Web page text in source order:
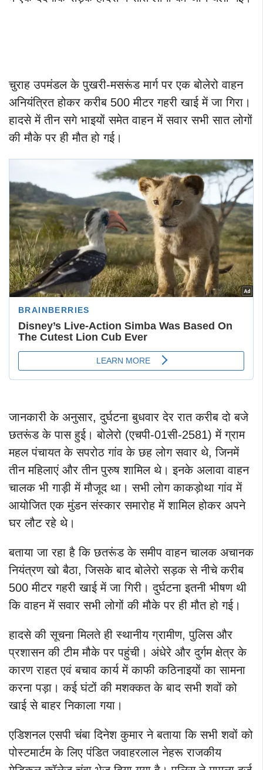
चुराह उपमंडल के पुखरी-मसरूंड मार्ग पर एक बोलेरो वाहन
अनियंत्रित होकर करीब 500 मीटर गहरी खाई में जा गिरा।
हादसे में तीन सगे भाइयों समेत वाहन में सवार सभी सात लोगों
की मौके पर ही मौत हो गई।
जानकारी के अनुसार, दुर्घटना बुधवार देर रात करीब दो बजे
छतरूंड के पास हुई। बोलेरो (एचपी-01सी-2581) में ग्राम
महल पंचायत के सपरोठ गांव के छह लोग सवार थे, जिनमें
तीन महिलाएं और तीन पुरुष शामिल थे। इनके अलावा वाहन
चालक भी गाड़ी में मौजूद था। सभी लोग काकड़ोथा गांव में
आयोजित एक मुंडन संस्कार समारोह में शामिल होकर अपने
घर लौट रहे थे।
बताया जा रहा है कि छतरूंड के समीप वाहन चालक अचानक
नियंत्रण खो बैठा, जिसके बाद बोलेरो सड़क से नीचे करीब
500 मीटर गहरी खाई में जा गिरी। दुर्घटना इतनी भीषण थी
कि वाहन में सवार सभी लोगों की मौके पर ही मौत हो गई।
हादसे की सूचना मिलते ही स्थानीय ग्रामीण, पुलिस और
प्रशासन की टीम मौके पर पहुंची। अंधेरे और दुर्गम क्षेत्र के
कारण राहत एवं बचाव कार्य में काफी कठिनाइयों का सामना
करना पड़ा। कई घंटों की मशक्कत के बाद सभी शवों को
खाई से बाहर निकाला गया।
एडिशनल एसपी चंबा दिनेश कुमार ने बताया कि सभी शवों को
पोस्टमार्टम के लिए पंडित जवाहरलाल नेहरू राजकीय